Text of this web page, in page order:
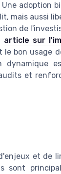
adoption
mais aussi
de
article sur
bon usage
dynamique
et
et de
sont